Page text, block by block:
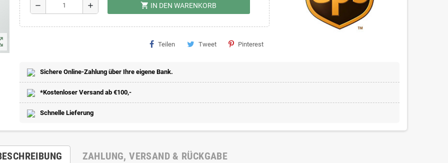
remove add shopping_cart IN DEN WARENKORB
Teilen Tweet Pinterest
Sichere Online-Zahlung über Ihre eigene Bank.
*Kostenloser Versand ab €100,-
Schnelle Lieferung
ZAHLUNG, VERSAND & RÜCKGABE